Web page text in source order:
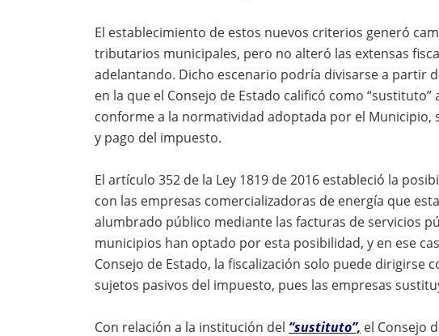
El establecimiento de estos nuevos criterios generó
tributarios municipales, pero no alteró las extensas
adelantando. Dicho escenario podría divisarse a partir
en la que el Consejo de Estado calificó como
conforme a la normatividad adoptada por el Municipio,
y pago del impuesto.
El artículo 352 de la Ley 1819 de 2016 estableció la
con las empresas comercializadoras de energía que
alumbrado público mediante las facturas de servicios
municipios han optado por esta posibilidad, y en ese
Consejo de Estado, la fiscalización solo puede dirigirse
sujetos pasivos del impuesto, pues las empresas
Con relación a la institución del “sustituto”, el Consejo